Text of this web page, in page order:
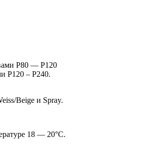
P80 — P120
P120 – Р240.
Beige и Spray.
18 — 20°C.